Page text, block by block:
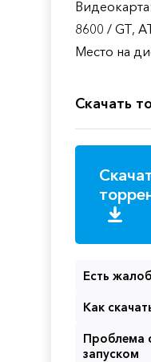
8600 / GT,
Место на
Скачать
Есть
Как
Проблема
запуском